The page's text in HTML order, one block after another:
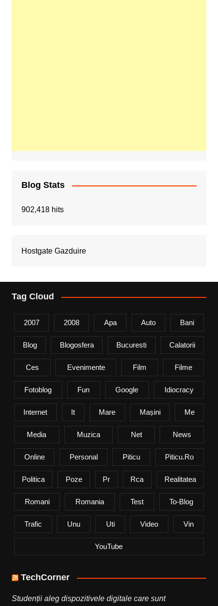
Blog Stats
902,418 hits
Hostgate Gazduire
Tag Cloud
2007 2008 Apa Auto Bani
Blog Blogosfera Bucuresti Calatorii
Ces Evenimente Film Filme
Fotoblog Fun Google Idiocracy
Internet It Mare Mașini Me
Media Muzica Net News
Online Personal Piticu Piticu.ro
Politica Poze Pr Rca Realitatea
Romani Romania Test To-Blog
Trafic Unu Uti Video Vin
YouTube
TechCorner
Studenții aleg dispozitivele digitale care sunt